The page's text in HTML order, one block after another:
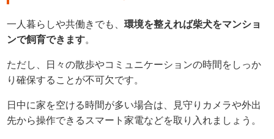
一人暮らしや共働きでも、環境を整えれば柴犬をマンショ
ンで飼育できます。
ただし、日々の散歩やコミュニケーションの時間をしっか
り確保することが不可欠です。
日中に家を空ける時間が多い場合は、見守りカメラや外出
先から操作できるスマート家電などを取り入れましょう。